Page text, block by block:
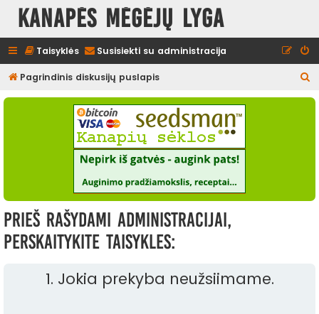
Kanapės mėgėjų lyga
Taisyklės Susisiekti su administracija
Pagrindinis diskusijų puslapis
e
Prieš rašydami administracijai,
perskaitykite taisykles:
1. Jokia prekyba neužsiimame.